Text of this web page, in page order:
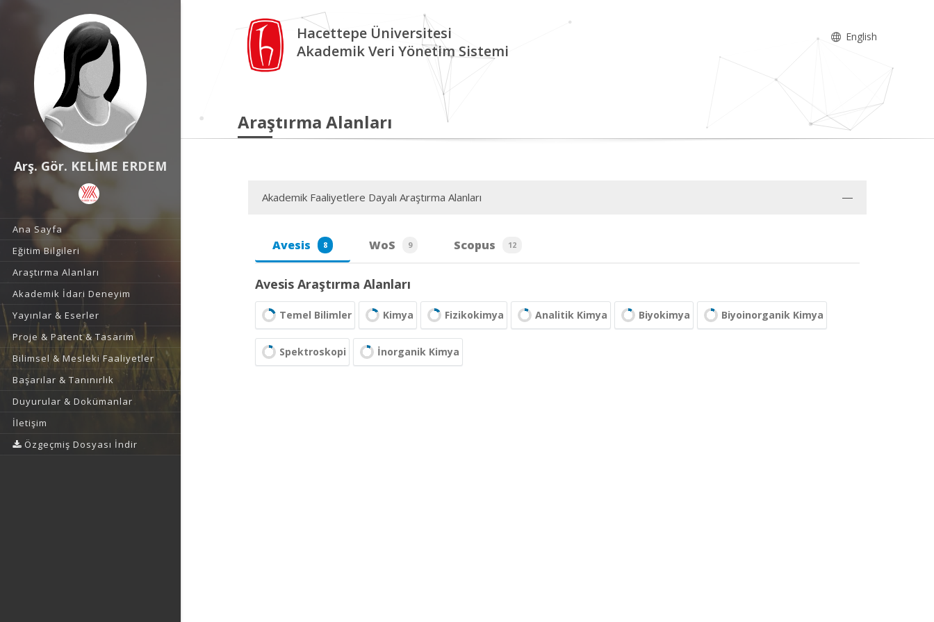
Arş. Gör. KELİME ERDEM
Ana Sayfa
Eğitim Bilgileri
Araştırma Alanları
Akademik İdari Deneyim
Yayınlar & Eserler
Proje & Patent & Tasarım
Bilimsel & Mesleki Faaliyetler
Başarılar & Tanınırlık
Duyurular & Dokümanlar
İletişim
Özgeçmiş Dosyası İndir
Hacettepe Üniversitesi
Akademik Veri Yönetim Sistemi
English
Araştırma Alanları
Akademik Faaliyetlere Dayalı Araştırma Alanları
Avesis 8 WoS 9 Scopus 12
Avesis Araştırma Alanları
Temel Bilimler Kimya Fizikokimya Analitik Kimya Biyokimya Biyoinorganik Kimya
Spektroskopi İnorganik Kimya